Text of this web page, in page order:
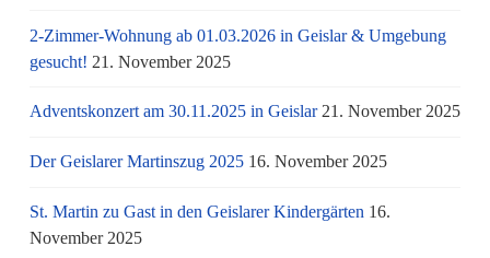
2-Zimmer-Wohnung ab 01.03.2026 in Geislar & Umgebung
gesucht! 21. November 2025
Adventskonzert am 30.11.2025 in Geislar 21. November 2025
Der Geislarer Martinszug 2025 16. November 2025
St. Martin zu Gast in den Geislarer Kindergärten 16.
November 2025